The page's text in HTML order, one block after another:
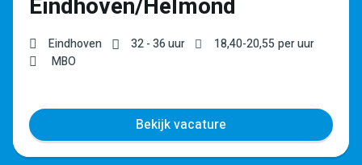
Eindhoven/Helmond
Eindhoven 32 - 36 uur 18,40-20,55per uur
MBO
Bekijk vacature